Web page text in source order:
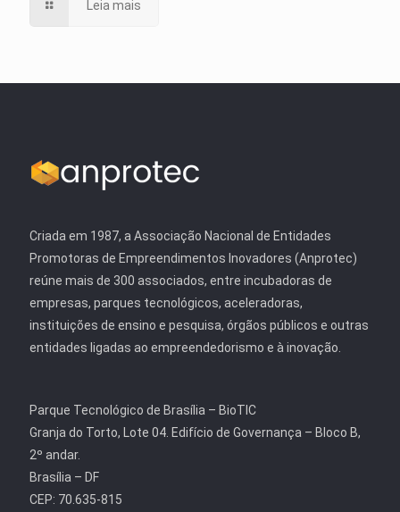
Leia mais
Criada em 1987, a Associação Nacional de Entidades
Promotoras de Empreendimentos Inovadores (Anprotec)
reúne mais de 300 associados, entre incubadoras de
empresas, parques tecnológicos, aceleradoras,
instituições de ensino e pesquisa, órgãos públicos e outras
entidades ligadas ao empreendedorismo e à inovação.
Parque Tecnológico de Brasília – BioTIC
Granja do Torto, Lote 04. Edifício de Governança – Bloco B,
2º andar.
Brasília – DF
CEP: 70.635-815